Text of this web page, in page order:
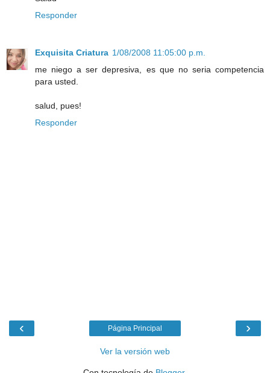
Responder
Exquisita Criatura 1/08/2008 11:05:00 p.m.
me niego a ser depresiva, es que no seria competencia
para usted.
salud, pues!
Responder
‹ ›
Página Principal
Ver la versión web